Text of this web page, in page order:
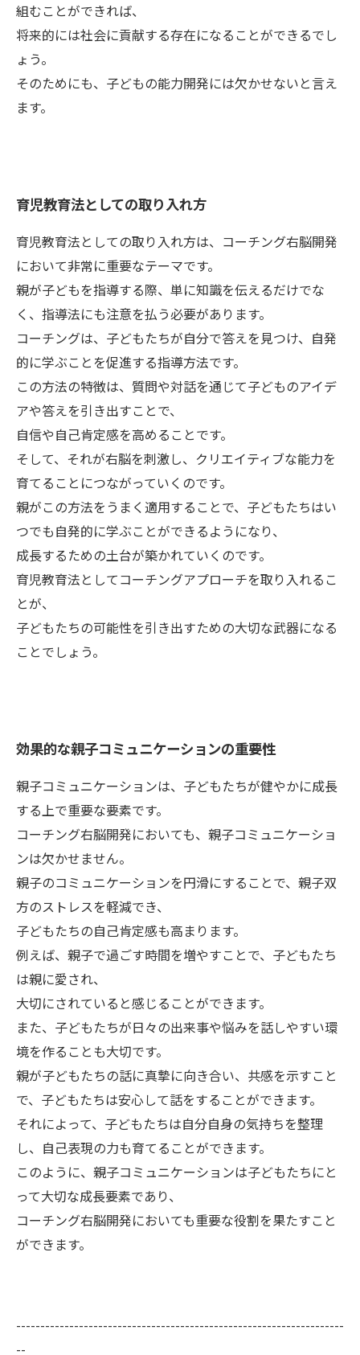
組むことができれば、
将来的には社会に貢献する存在になることができるでし
ょう。
そのためにも、子どもの能力開発には欠かせないと言え
ます。
育児教育法としての取り入れ方
育児教育法としての取り入れ方は、コーチング右脳開発
において非常に重要なテーマです。
親が子どもを指導する際、単に知識を伝えるだけでな
く、指導法にも注意を払う必要があります。
コーチングは、子どもたちが自分で答えを見つけ、自発
的に学ぶことを促進する指導方法です。
この方法の特徴は、質問や対話を通じて子どものアイデ
アや答えを引き出すことで、
自信や自己肯定感を高めることです。
そして、それが右脳を刺激し、クリエイティブな能力を
育てることにつながっていくのです。
親がこの方法をうまく適用することで、子どもたちはい
つでも自発的に学ぶことができるようになり、
成長するための土台が築かれていくのです。
育児教育法としてコーチングアプローチを取り入れるこ
とが、
子どもたちの可能性を引き出すための大切な武器になる
ことでしょう。
効果的な親子コミュニケーションの重要性
親子コミュニケーションは、子どもたちが健やかに成長
する上で重要な要素です。
コーチング右脳開発においても、親子コミュニケーショ
ンは欠かせません。
親子のコミュニケーションを円滑にすることで、親子双
方のストレスを軽減でき、
子どもたちの自己肯定感も高まります。
例えば、親子で過ごす時間を増やすことで、子どもたち
は親に愛され、
大切にされていると感じることができます。
また、子どもたちが日々の出来事や悩みを話しやすい環
境を作ることも大切です。
親が子どもたちの話に真摯に向き合い、共感を示すこと
で、子どもたちは安心して話をすることができます。
それによって、子どもたちは自分自身の気持ちを整理
し、自己表現の力も育てることができます。
このように、親子コミュニケーションは子どもたちにと
って大切な成長要素であり、
コーチング右脳開発においても重要な役割を果たすこと
ができます。
--------------------------------------------------------------------
--